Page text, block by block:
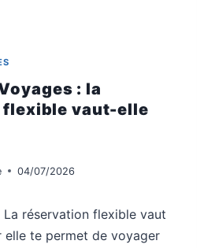
: la
vaut-elle
04/07/2026
La réservation flexible vaut
elle te permet de voyager